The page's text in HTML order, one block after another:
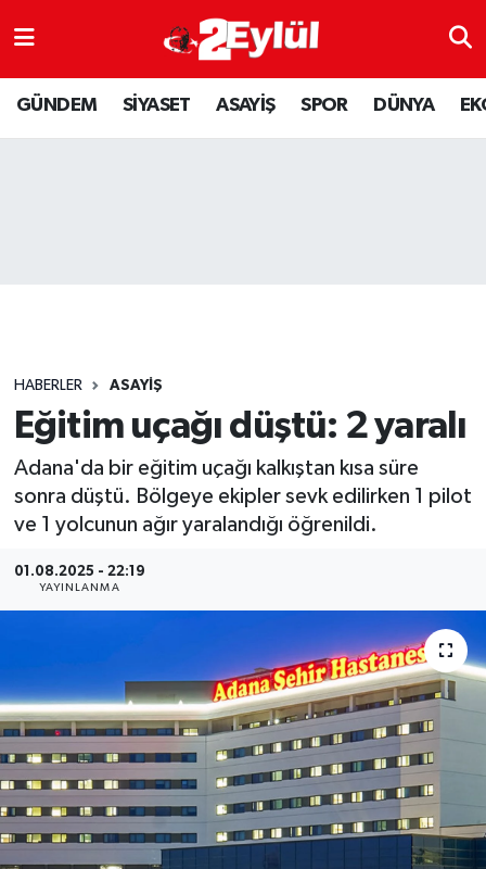
GÜNDEM SİYASET ASAYİŞ SPOR DÜNYA
HABERLER ASAYİŞ
Eğitim uçağı düştü: 2 yaralı
Adana'da bir eğitim uçağı kalkıştan kısa süre
sonra düştü. Bölgeye ekipler sevk edilirken 1 pilot
ve 1 yolcunun ağır yaralandığı öğrenildi.
01.08.2025 - 22:19
YAYINLANMA
ASAYİŞ
DÜNYA
SPOR
YAŞAM
Nöbetçi Eczaneler
Hava Durumu
Son Dakika Haberleri
Haber Arşivi